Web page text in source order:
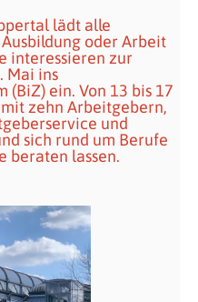
lädt alle
oder Arbeit
interessieren zur
Mai ins
ein. Von 13 bis 17
zehn Arbeitgebern,
und
sich rund um Berufe
beraten lassen.